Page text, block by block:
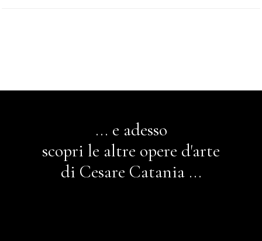
... e adesso
scopri le altre opere d'arte
di Cesare Catania ...